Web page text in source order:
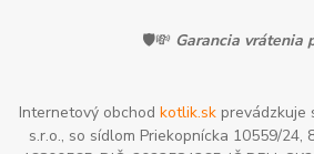
🛡️💸 Garancia vrátenia
Internetový obchod kotlik.skprevádzkuje
s.r.o., so sídlom Priekopnícka 10559/24,